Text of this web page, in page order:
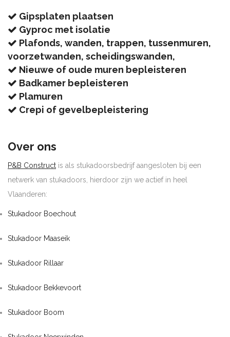
Gipsplaten plaatsen
Gyproc met isolatie
Plafonds, wanden, trappen, tussenmuren,
voorzetwanden, scheidingswanden,
Nieuwe of oude muren bepleisteren
Badkamer bepleisteren
Plamuren
Crepi of gevelbepleistering
Over ons
P&B Construct is als stukadoorsbedrijf aangesloten bij een
netwerk van stukadoors, hierdoor zijn we actief in heel
Vlaanderen:
Stukadoor Boechout
Stukadoor Maaseik
Stukadoor Rillaar
Stukadoor Bekkevoort
Stukadoor Boom